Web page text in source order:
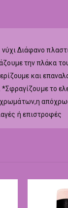
Διάφανο
την πλάκα
και
το
ή επιστροφές